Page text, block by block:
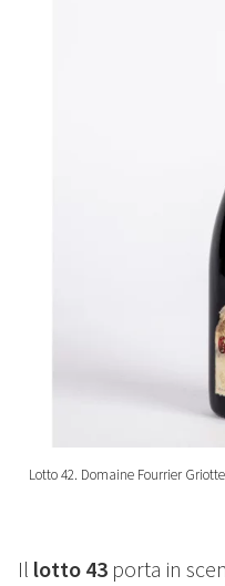
Lotto 42. Domaine Fourrier
Il lotto 43 porta in